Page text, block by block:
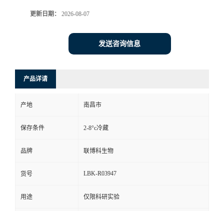
更新日期： 2026-08-07
发送咨询信息
产品详请
产地 南昌市
保存条件 2-8°c冷藏
品牌 联博科生物
货号 LBK-R03947
用途 仅限科研实验